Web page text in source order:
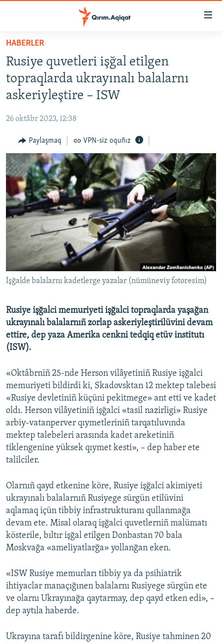
Esas
qaytmaq
Baş
navigatsiyağa
qaytmaq
Qıdıruvğa
SİYASET
İQTİSADİYAT
MEDENİYET
İNSAN AQLARI
VİDEO
SÜRET
BLOGLAR
FİKİR
Русский
Українською
QOŞULIÑIZ!
RFE/RS bütün saytları
HABERLER
Rusiye quvetleri işğal etilgen
topraqlarda ukrayınalı balalarnı
askeriyleştire – ISW
26 oktâbr 2023, 12:38
Paylaşmaq VPN-siz oquñız
İşğalde balalarnı kadetlerge yazalar (nümüneviy fotoresim)
Rusiye işğalci memuriyeti işğalci topraqlarda yaşağan
ukrayınalı balalarnıñ zorlap askeriyleştirilüvini devam
ettire, dep yaza Amerika cenkni tedqiq etüv institutı
(ISW).
«Oktâbrniñ 25-nde Herson vilâyetiniñ Rusiye işğalci
memuriyeti bildirdi ki, Skadovsktan 12 mektep talebesi
«Rusiye devletiniñ küçüni pekitmege» ant etti ve kadet
oldı. Herson vilâyetiniñ işğalci «tasil nazirligi» Rusiye
arbiy-vatanperver qıymetleriniñ tarqatıluvında
mektep talebeleri arasında kadet areketiniñ
tiklengenine yüksek qıymet kesti», – dep haber ete
talilciler.
Olarnıñ qayd etkenine köre, Rusiye işğalci akimiyeti
ukrayınalı balalarnıñ Rusiyege sürgün etilüvini
aqlamaq içün tibbiy infrastrukturanı qullanmağa
devam ete. Misal olaraq işğalci quvetlerniñ malümatı
kösterile, bıltır işğal etilgen Donbastan 70 bala
Moskvağa «ameliyatlarğa» yollanğan eken.
«ISW Rusiye memurları tibbiy ya da psihiatrik
ihtiyaclar manaçığınen balalarnı Rusiyege sürgün ete
ve olarnı Ukrayınağa qaytarmay, dep qayd etken edi», –
dep aytıla haberde.
Ukrayına tarafı bildirgenine köre, Rusiye tahminen 20